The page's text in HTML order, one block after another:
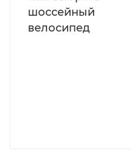
шоссейный
велосипед